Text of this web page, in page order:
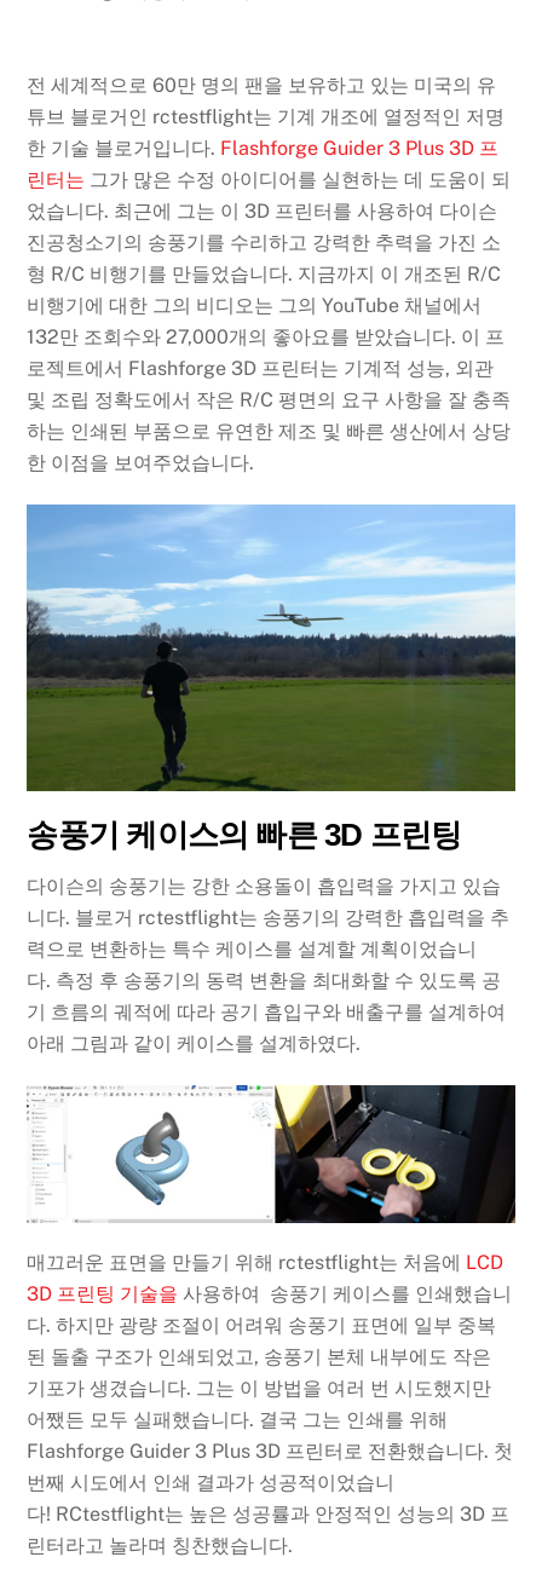
전 세계적으로 60만 명의 팬을 보유하고 있는 미국의 유
튜브 블로거인 rctestflight는 기계 개조에 열정적인 저명
한 기술 블로거입니다. Flashforge Guider 3 Plus 3D 프
린터는 그가 많은 수정 아이디어를 실현하는 데 도움이 되
었습니다. 최근에 그는 이 3D 프린터를 사용하여 다이슨
진공청소기의 송풍기를 수리하고 강력한 추력을 가진 소
형 R/C 비행기를 만들었습니다. 지금까지 이 개조된 R/C
비행기에 대한 그의 비디오는 그의 YouTube 채널에서
132만 조회수와 27,000개의 좋아요를 받았습니다. 이 프
로젝트에서 Flashforge 3D 프린터는 기계적 성능, 외관
및 조립 정확도에서 작은 R/C 평면의 요구 사항을 잘 충족
하는 인쇄된 부품으로 유연한 제조 및 빠른 생산에서 상당
한 이점을 보여주었습니다.
송풍기 케이스의 빠른 3D 프린팅
다이슨의 송풍기는 강한 소용돌이 흡입력을 가지고 있습
니다. 블로거 rctestflight는 송풍기의 강력한 흡입력을 추
력으로 변환하는 특수 케이스를 설계할 계획이었습니
다. 측정 후 송풍기의 동력 변환을 최대화할 수 있도록 공
기 흐름의 궤적에 따라 공기 흡입구와 배출구를 설계하여
아래 그림과 같이 케이스를 설계하였다.
매끄러운 표면을 만들기 위해 rctestflight는 처음에 LCD
3D 프린팅 기술을 사용하여 송풍기 케이스를 인쇄했습니
다. 하지만 광량 조절이 어려워 송풍기 표면에 일부 중복
된 돌출 구조가 인쇄되었고, 송풍기 본체 내부에도 작은
기포가 생겼습니다. 그는 이 방법을 여러 번 시도했지만
어쨌든 모두 실패했습니다. 결국 그는 인쇄를 위해
Flashforge Guider 3 Plus 3D 프린터로 전환했습니다. 첫
번째 시도에서 인쇄 결과가 성공적이었습니
다! RCtestflight는 높은 성공률과 안정적인 성능의 3D 프
린터라고 놀라며 칭찬했습니다.